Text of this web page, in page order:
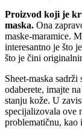
Proizvod koji je
maska. Ona
maske-maramice.
interesantno je što
što je čini
Sheet-maska
odaberete, imajte
stanju kože. U
specijalizovala ove
problematičnu, kao